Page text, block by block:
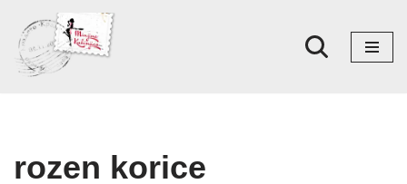
Skoči
na
rozen korice